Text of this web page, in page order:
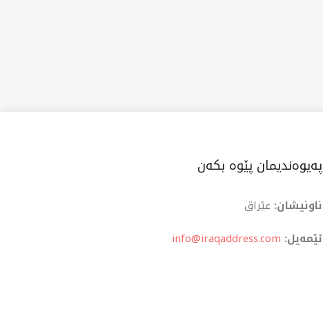
پەیوەندیمان پێوە بکەن
ناونیشان: عێراق
ئێمەیل: info@iraqaddress.com